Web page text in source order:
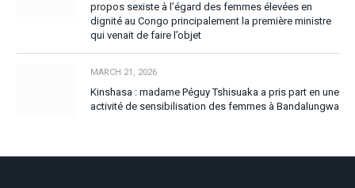
propos sexiste à l’égard des femmes élevées en
dignité au Congo principalement la première ministre
qui venait de faire l’objet
MARCH 21, 2026
Kinshasa : madame Péguy Tshisuaka a pris part en une
activité de sensibilisation des femmes à Bandalungwa